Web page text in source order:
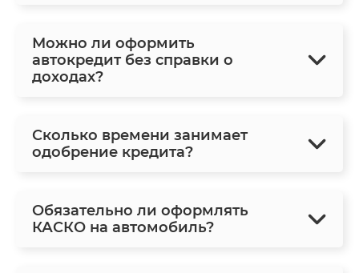
Можно ли оформить
автокредит без справки о
доходах?
Сколько времени занимает
одобрение кредита?
Обязательно ли оформлять
КАСКО на автомобиль?